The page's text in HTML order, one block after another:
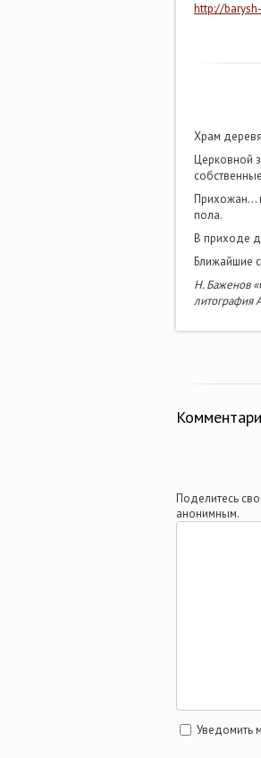
http://
Храм
Церковной
Прихожан…
пола.
В приходе
Ближайшие
Н. Баженов
литография
Поделитесь
анонимным.
Уведомить